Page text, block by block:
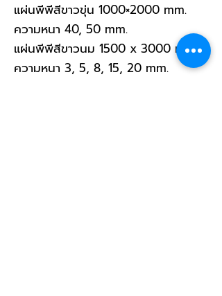
แผ่นพีพีสีขาวขุ่น 1000×2000 mm.
ความหนา 40, 50 mm.
แผ่นพีพีสีขาวนม 1500 x 3000 mm.
ความหนา 3, 5, 8, 15, 20 mm.